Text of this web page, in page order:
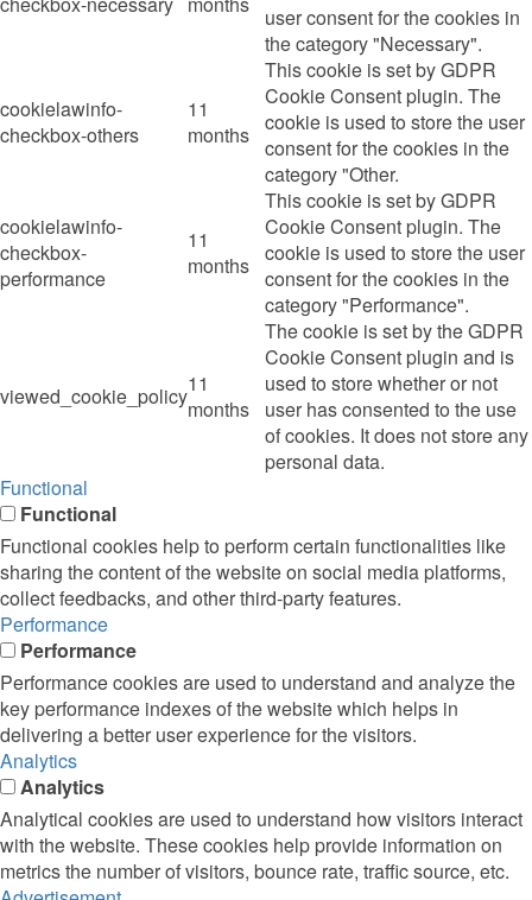
user consent for the cookies in
the category "Necessary".
cookielawinfo-
checkbox-others
11
months
This cookie is set by GDPR
Cookie Consent plugin. The
cookie is used to store the user
consent for the cookies in the
category "Other.
cookielawinfo-
checkbox-
performance
11
months
This cookie is set by GDPR
Cookie Consent plugin. The
cookie is used to store the user
consent for the cookies in the
category "Performance".
viewed_cookie_policy11
months
The cookie is set by the GDPR
Cookie Consent plugin and is
used to store whether or not
user has consented to the use
of cookies. It does not store any
personal data.
Functional
Functional
Functional cookies help to perform certain functionalities like
sharing the content of the website on social media platforms,
collect feedbacks, and other third-party features.
Performance
Performance
Performance cookies are used to understand and analyze the
key performance indexes of the website which helps in
delivering a better user experience for the visitors.
Analytics
Analytics
Analytical cookies are used to understand how visitors interact
with the website. These cookies help provide information on
metrics the number of visitors, bounce rate, traffic source, etc.